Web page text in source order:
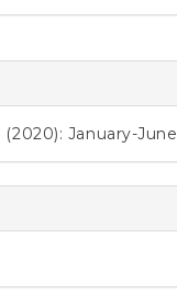
(2020): January-June